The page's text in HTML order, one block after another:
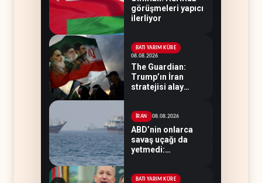
görüşmeleri yapıcı
ilerliyor
BATI YARIM KÜRE
08.08.2026
The Guardian:
Trump’ın İran
stratejisi alay
İRAN 08.08.2026
ABD’nin onlarca
savaş uçağı da
yetmedi:
BATI YARIM KÜRE